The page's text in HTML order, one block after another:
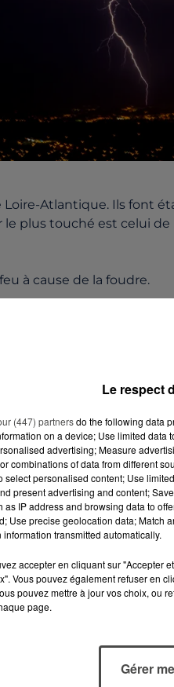
Atlantique. Ils font
plus touché est celui
à cause de la foudre.
l'Erdre dimanche à
camping sur lequel ils
cinquantaine de
été évacué.
Le respect
(447) partnersdo the following data
on a device; Use limited data
advertising; Measure
combinations of data from different
select personalised content; Use
present advertising and content;
as IP address and browsing data to
Use precise geolocation data; Match
information transmitted automatically.
accepter en cliquant sur "Accepter
Vous pouvez également refuser en
pouvez mettre à jour vos choix, ou
page.
Gérer